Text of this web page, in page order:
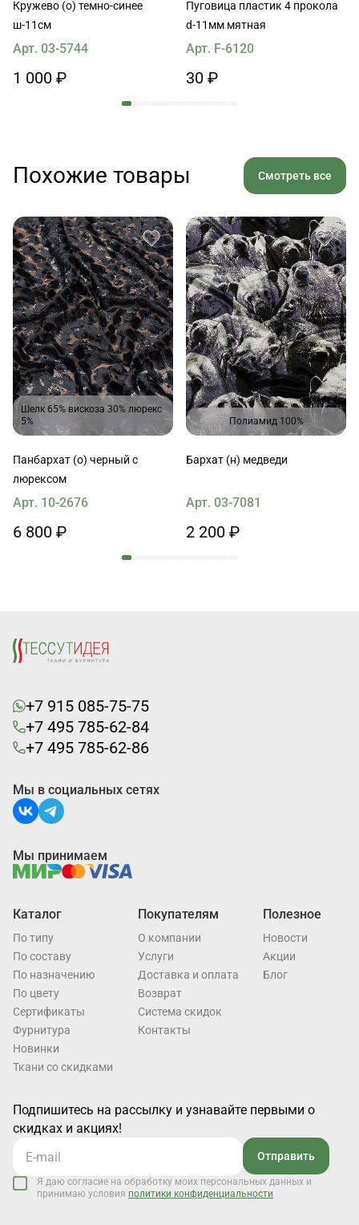
Кружево (о) темно-синее
ш-11см
Арт. 03-5744
1 000 ₽
Пуговица пластик 4 прокола
d-11мм мятная
Арт. F-6120
30 ₽
Похожие товары Смотреть все
Шелк 65% вискоза 30% люрекс
5%
Панбархат (о) черный с
люрексом
Арт. 10-2676
6 800 ₽
Полиамид 100%
Бархат (н) медведи
Арт. 03-7081
2 200 ₽
+7 915 085-75-75
+7 495 785-62-84
+7 495 785-62-86
Каталог
По типу
По составу
По назначению
По цвету
Cертификаты
Фурнитура
Новинки
Ткани со скидками
Покупателям
О компании
Услуги
Доставка и оплата
Возврат
Система скидок
Контакты
Полезное
Новости
Акции
Блог
Подпишитесь на рассылку и узнавайте первыми о
скидках и акциях!
Отправить
Я даю согласие на обработку моих персональных данных и
принимаю условия политики конфиденциальности
Мы в социальных сетях
Мы принимаем